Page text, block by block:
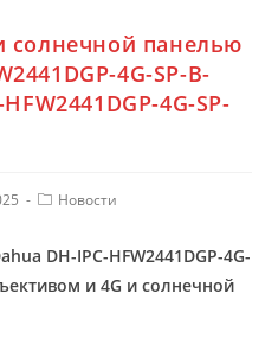
солнечной панелью
4G-SP-B-
4G-SP-
Новости
DH-IPC-HFW2441DGP-4G-
и 4G и солнечной